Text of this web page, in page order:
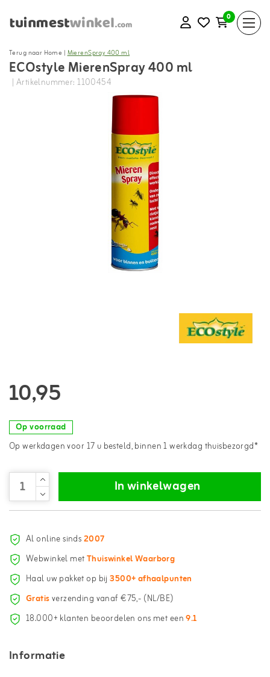
0
Terug naar Home |MierenSpray 400 ml
ECOstyle MierenSpray 400 ml
| Artikelnummer: 1100454
10,95
Op voorraad
Op werkdagen voor 17 u besteld, binnen 1 werkdag thuisbezorgd*
In winkelwagen
Al online sinds2007
Webwinkel metThuiswinkel Waarborg
Haal uw pakket op bij3500+ afhaalpunten
Gratisverzending vanaf €75,- (NL/BE)
18.000+ klanten beoordelen ons met een9.1
Informatie